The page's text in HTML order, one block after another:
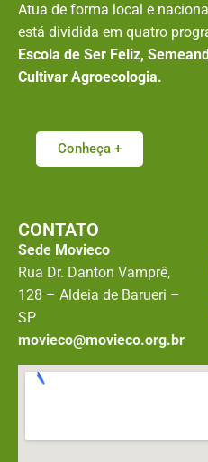
Atua de forma local e
está dividida em quatro
Escola de Ser Feliz,
Cultivar Agroecologia.
Conheça +
CONTATO
Sede Movieco
Rua Dr. Danton Vamprê,
128 – Aldeia de Barueri –
SP
movieco@movieco.org.br